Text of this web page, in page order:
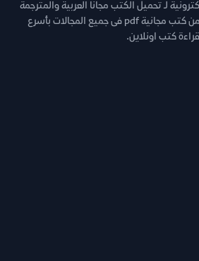
لـ تحميل الكتب مجانا العربية والمترجمة
والروايات والقصص وغيرها من كتب مجانية pdf فى جميع المجالات بأسرع
كتب اونلاين.